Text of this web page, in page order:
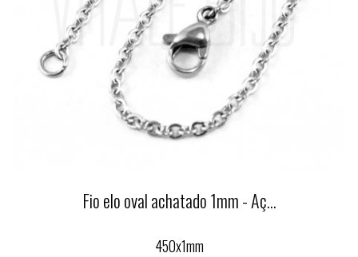
Fio elo oval achatado 1mm - Aç...
450x1mm